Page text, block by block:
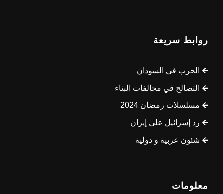
روابط سريعة
الحرب في السودان
التصالح في مخالفات البناء
مسلسلات رمضان 2024
رد إسرائيل على إيران
شئون عربية و دولية
معلومات